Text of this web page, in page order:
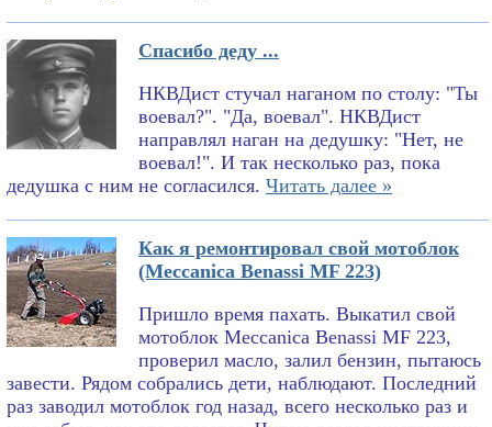
Спасибо деду ...
НКВДист стучал наганом по столу: "Ты
воевал?". "Да, воевал". НКВДист
направлял наган на дедушку: "Нет, не
воевал!". И так несколько раз, пока
дедушка с ним не согласился. Читать далее »
Как я ремонтировал свой мотоблок
(Meccanica Benassi MF 223)
Пришло время пахать. Выкатил свой
мотоблок Meccanica Benassi MF 223,
проверил масло, залил бензин, пытаюсь
завести. Рядом собрались дети, наблюдают. Последний
раз заводил мотоблок год назад, всего несколько раз и